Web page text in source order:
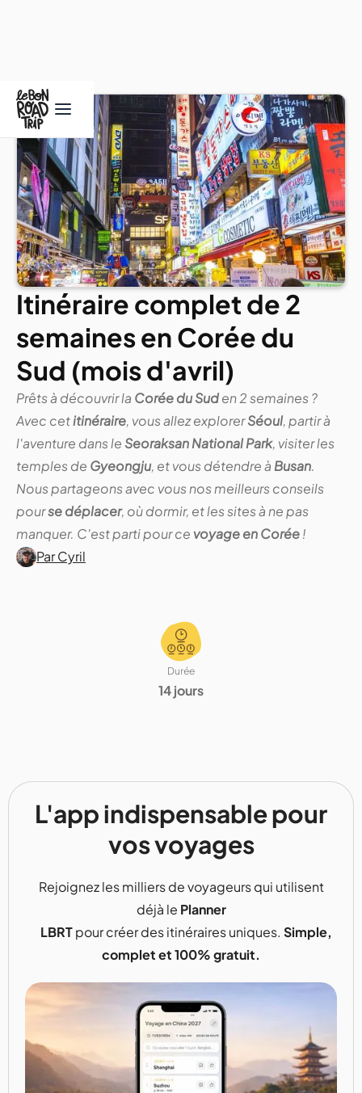
Itinéraire complet de 2
semaines en Corée du
Sud (mois d'avril)
Prêts à découvrir la Corée du Suden 2 semaines ?
Avec cetitinéraire, vous allez explorerSéoul, partir à
l'aventure dans leSeoraksan National Park, visiter les
temples de Gyeongju, et vous détendre à Busan.
Nous partageons avec vous nos meilleurs conseils
pourse déplacer, où dormir, et les sites à ne pas
manquer. C'est parti pour ce voyage en Corée!
Par Cyril
Durée
14 jours
L'app indispensable pour
vos voyages
Rejoignez les milliers de voyageurs qui utilisent
déjà le Planner
LBRTpour créer des itinéraires uniques. Simple,
complet et 100% gratuit.